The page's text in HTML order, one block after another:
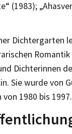
(1983);
Dichtergarten
Dichterinnen
Sie wurde von
1980 bis 1997.